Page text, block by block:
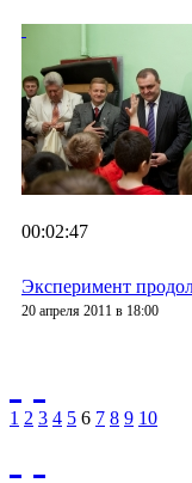
00:02:47
Эксперимент
20 апреля 2011 в 18:00
1 2 3 4 5 6 7 8 9 10